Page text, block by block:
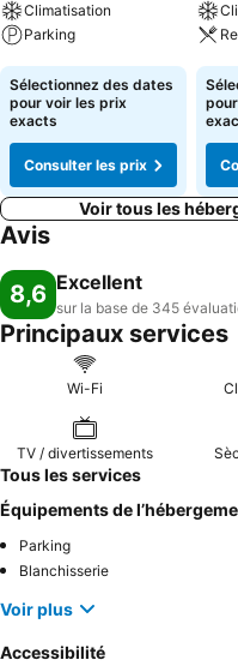
Climatisation
Parking
Consulter les prix
Sélectionnez des dates
pour voir les prix
exacts
Consulter les prix
Voir tous les
Avis
8,6 Excellent
sur la base de 345
Principaux services
Wi-Fi
TV / divertissements
Tous les services
Équipements de
Parking
Blanchisserie
Voir plus
Accessibilité